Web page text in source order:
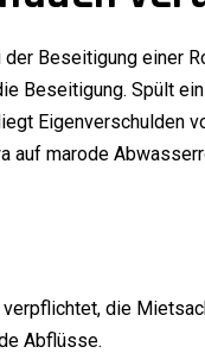
Beseitigung einer
Beseitigung. Spült
Eigenverschulden
auf marode
die
Abflüsse.